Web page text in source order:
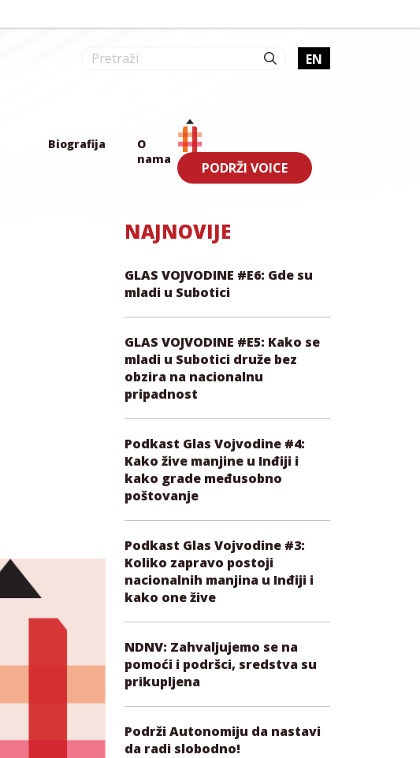
EN
Biografija
O
nama
PODRŽI VOICE
NAJNOVIJE
GLAS VOJVODINE #E6: Gde su
mladi u Subotici
GLAS VOJVODINE #E5: Kako se
mladi u Subotici druže bez
obzira na nacionalnu
pripadnost
Podkast Glas Vojvodine #4:
Kako žive manjine u Inđiji i
kako grade međusobno
poštovanje
Podkast Glas Vojvodine #3:
Koliko zapravo postoji
nacionalnih manjina u Inđiji i
kako one žive
NDNV: Zahvaljujemo se na
pomoći i podršci, sredstva su
prikupljena
Podrži Autonomiju da nastavi
da radi slobodno!